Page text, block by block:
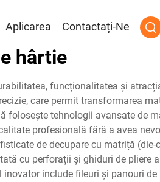
Aplicarea Contactați-Ne
hârtie
funcționalitatea și
care permit transformarea
folosește tehnologii avansate de
profesională fără a avea
de decupare cu matriță
cu perforații și ghiduri de pliere
include fileuri și panouri